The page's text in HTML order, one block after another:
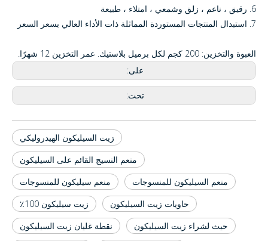
6. رقيق ، ناعم ، زلق وشمعي ، امتلاء ، طبيعة
7. استبدال المنتجات المستوردة المماثلة ذات الأداء العالي بسعر السعر
العبوة والتخزين: 200 كجم لكل برميل بلاستيك. عمر التخزين 12 شهرًا.
على:
تحت:
زيت السيليكون الهيدروليكي
منعم النسيج القائم على السيليكون
منعم سيليكون للمنسوجات
منعم السيليكون للمنسوجات
زيت سيليكون 100٪
حاويات زيت السيليكون
نقطة غليان زيت السيليكون
حيث لشراء زيت السيليكون